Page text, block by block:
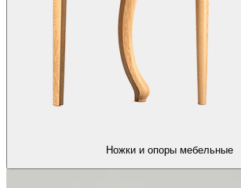
Ножки и опоры мебельные